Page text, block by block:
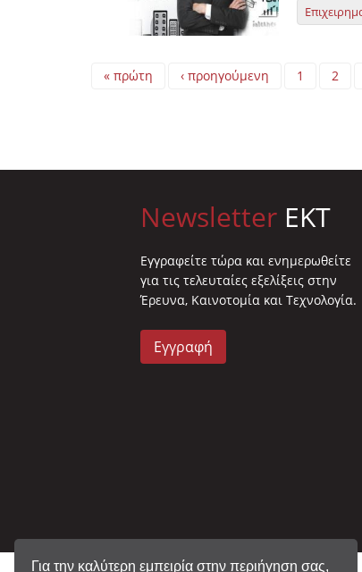
Για την καλύτερη εμπειρία στην περιήγηση σας,
Pages
« πρώτη ‹ προηγούμενη 1 2
Newsletter EKT
Eγγραφείτε τώρα και ενημερωθείτε
για τις τελευταίες εξελίξεις στην
Έρευνα, Καινοτομία και Τεχνολογία.
Εγγραφή